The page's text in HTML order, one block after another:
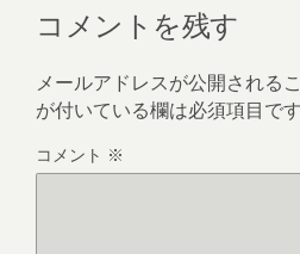
コメントを残す
メールアドレスが公開される
が付いている欄は必須項目です
コメント ※